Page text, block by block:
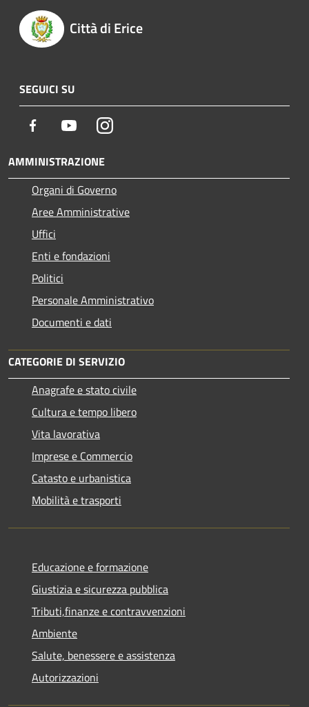
Città di Erice
SEGUICI SU
Facebook YoutubeInstagram
AMMINISTRAZIONE
Organi di Governo
Aree Amministrative
Uffici
Enti e fondazioni
Politici
Personale Amministrativo
Documenti e dati
CATEGORIE DI SERVIZIO
Anagrafe e stato civile
Cultura e tempo libero
Vita lavorativa
Imprese e Commercio
Catasto e urbanistica
Mobilità e trasporti
Educazione e formazione
Giustizia e sicurezza pubblica
Tributi,finanze e contravvenzioni
Ambiente
Salute, benessere e assistenza
Autorizzazioni